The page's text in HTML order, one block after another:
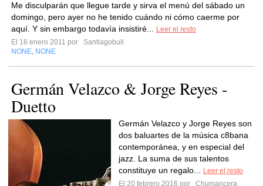
Me disculparán que llegue tarde y sirva el menú del sábado un
domingo, pero ayer no he tenido cuándo ni cómo caerme por
aquí. Y sin embargo todavía insistiré...
Leer el resto
El 16 enero 2011 por
Santiagobull
NONE NONE
Germán Velazco & Jorge Reyes -
Duetto
Germán Velazco y Jorge Reyes son
dos baluartes de la música c8bana
contemporánea, y en especial del
jazz. La suma de sus talentos
constituye un regalo...
Leer el resto
El 20 febrero 2016 por
Chumancera